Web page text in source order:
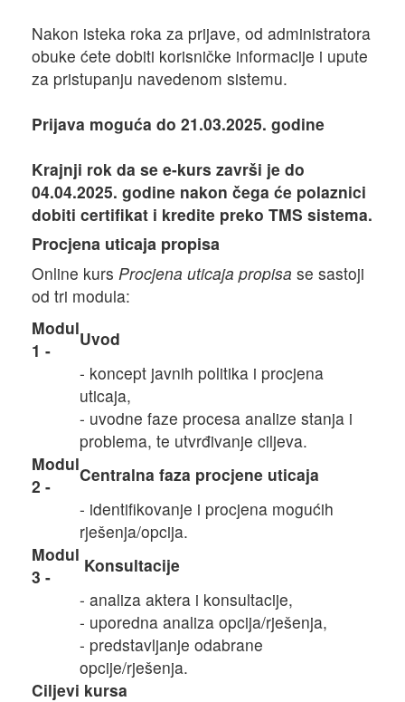
Nakon isteka roka za prijave, od administratora
obuke ćete dobiti korisničke informacije i upute
za pristupanju navedenom sistemu.
Prijava moguća do 21.03.2025. godine
Krajnji rok da se e-kurs završi je do
04.04.2025. godine nakon čega će polaznici
dobiti certifikat i kredite preko TMS sistema.
Procjena uticaja propisa
Online kurs Procjena uticaja propisa se sastoji
od tri modula:
Modul
1 -
Uvod
- koncept javnih politika i procjena
uticaja,
- uvodne faze procesa analize stanja i
problema, te utvrđivanje ciljeva.
Modul
2 -
Centralna faza procjene uticaja
- identifikovanje i procjena mogućih
rješenja/opcija.
Modul
3 -
Konsultacije
- analiza aktera i konsultacije,
- uporedna analiza opcija/rješenja,
- predstavljanje odabrane
opcije/rješenja.
Ciljevi kursa